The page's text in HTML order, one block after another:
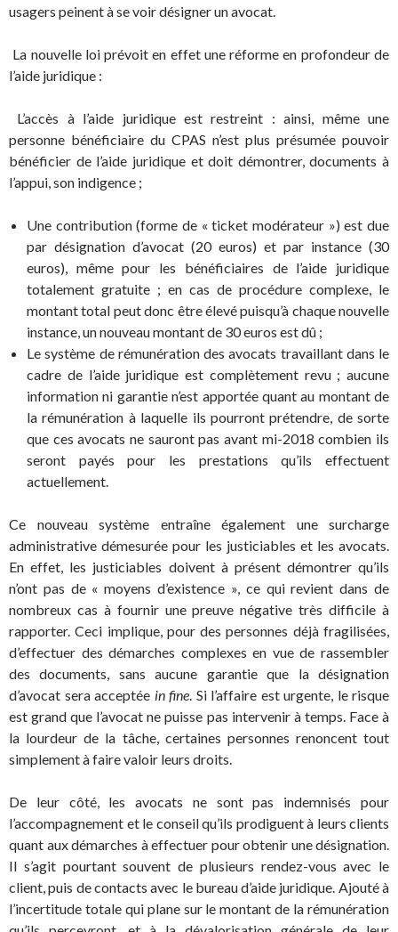
usagers peinent à se voir désigner un avocat.
La nouvelle loi prévoit en effet une réforme en profondeur de
l’aide juridique :
L’accès à l’aide juridique est restreint : ainsi, même une
personne bénéficiaire du CPAS n’est plus présumée pouvoir
bénéficier de l’aide juridique et doit démontrer, documents à
l’appui, son indigence ;
Une contribution (forme de « ticket modérateur ») est due
par désignation d’avocat (20 euros) et par instance (30
euros), même pour les bénéficiaires de l’aide juridique
totalement gratuite ; en cas de procédure complexe, le
montant total peut donc être élevé puisqu’à chaque nouvelle
instance, un nouveau montant de 30 euros est dû ;
Le système de rémunération des avocats travaillant dans le
cadre de l’aide juridique est complètement revu ; aucune
information ni garantie n’est apportée quant au montant de
la rémunération à laquelle ils pourront prétendre, de sorte
que ces avocats ne sauront pas avant mi-2018 combien ils
seront payés pour les prestations qu’ils effectuent
actuellement.
Ce nouveau système entraîne également une surcharge
administrative démesurée pour les justiciables et les avocats.
En effet, les justiciables doivent à présent démontrer qu’ils
n’ont pas de « moyens d’existence », ce qui revient dans de
nombreux cas à fournir une preuve négative très difficile à
rapporter. Ceci implique, pour des personnes déjà fragilisées,
d’effectuer des démarches complexes en vue de rassembler
des documents, sans aucune garantie que la désignation
d’avocat sera acceptée in fine. Si l’affaire est urgente, le risque
est grand que l’avocat ne puisse pas intervenir à temps. Face à
la lourdeur de la tâche, certaines personnes renoncent tout
simplement à faire valoir leurs droits.
De leur côté, les avocats ne sont pas indemnisés pour
l’accompagnement et le conseil qu’ils prodiguent à leurs clients
quant aux démarches à effectuer pour obtenir une désignation.
Il s’agit pourtant souvent de plusieurs rendez-vous avec le
client, puis de contacts avec le bureau d’aide juridique. Ajouté à
l’incertitude totale qui plane sur le montant de la rémunération